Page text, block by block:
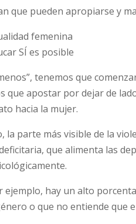
que pueden apropiarse y
femenina
SÍ es posible
tenemos que
que apostar por dejar de
hacia la mujer.
la parte más visible de la
que alimenta las
ejemplo, hay un alto
o que no entiende que